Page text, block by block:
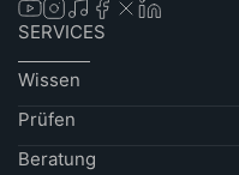
SERVICES
Wissen
Prüfen
Beratung